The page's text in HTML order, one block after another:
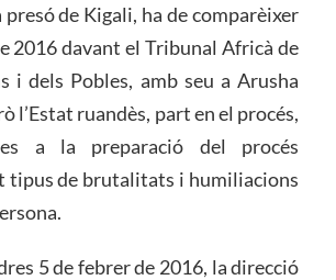
de Kigali, ha de comparèixer
2016 davant el Tribunal Africà de
i dels Pobles, amb seu a Arusha
l’Estat ruandès, part en el procés,
a la preparació del procés
tipus de brutalitats i humiliacions
5 de febrer de 2016, la direcció